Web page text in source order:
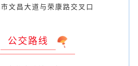
文昌大道与荣康路交叉口
公交路线